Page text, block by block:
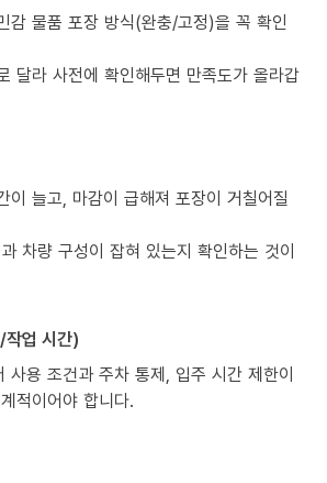
감 물품 포장 방식(완충/고정)을 꼭 확인
달라 사전에 확인해두면 만족도가 올라갑
이 늘고, 마감이 급해져 포장이 거칠어질
차량 구성이 잡혀 있는지 확인하는 것이
작업 시간)
사용 조건과 주차 통제, 입주 시간 제한이
적이어야 합니다.